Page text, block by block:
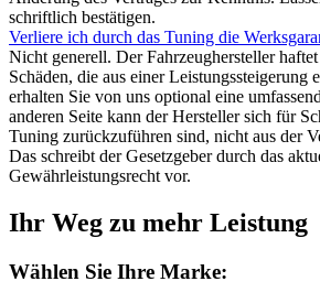
schriftlich bestätigen.
Verliere ich durch das Tuning die
Nicht generell. Der Fahrzeughersteller
Schäden, die aus einer Leistungssteigerung
erhalten Sie von uns optional eine
anderen Seite kann der Hersteller sich für
Tuning zurückzuführen sind, nicht aus der
Das schreibt der Gesetzgeber durch das
Gewährleistungsrecht vor.
Ihr Weg zu mehr Leistung
Wählen Sie Ihre Marke: